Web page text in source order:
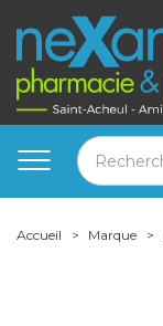
Accueil Marque